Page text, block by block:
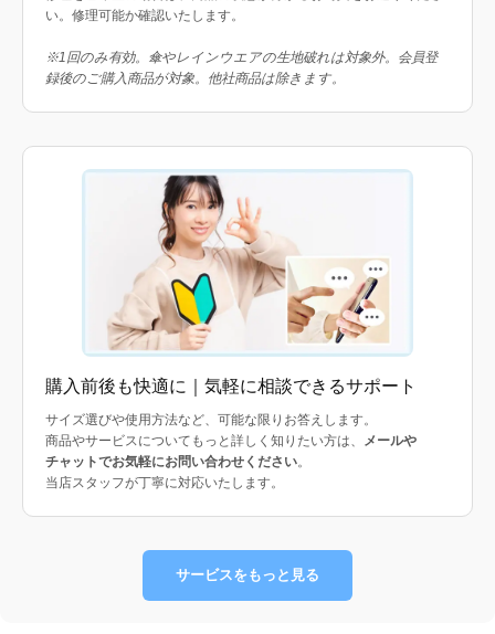
い。修理可能か確認いたします。
※1回のみ有効。傘やレインウエアの生地破れは対象外。会員登
録後のご購入商品が対象。他社商品は除きます。
購入前後も快適に｜気軽に相談できるサポート
サイズ選びや使用方法など、可能な限りお答えします。
商品やサービスについてもっと詳しく知りたい方は、 メールや
チャットでお気軽にお問い合わせください。
当店スタッフが丁寧に対応いたします。
サービスをもっと見る